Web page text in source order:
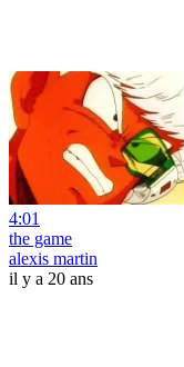
4:01
the game
alexis martin
il y a 20 ans